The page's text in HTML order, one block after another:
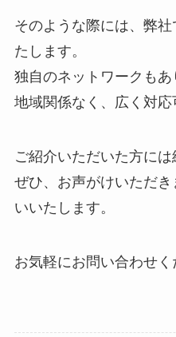
そのような際には、弊
たします。
独自のネットワークもあ
地域関係なく、広く対応
ご紹介いただいた方には
ぜひ、お声がけいただ
いいたします。
お気軽にお問い合わせく